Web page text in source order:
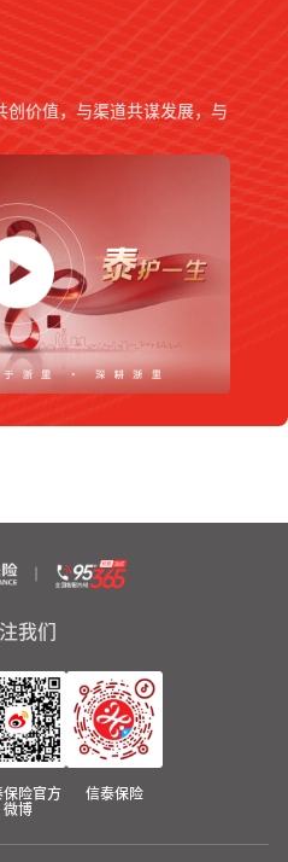
创价值，与渠道共谋发展，与
我们
保险官方
微博
信泰保险